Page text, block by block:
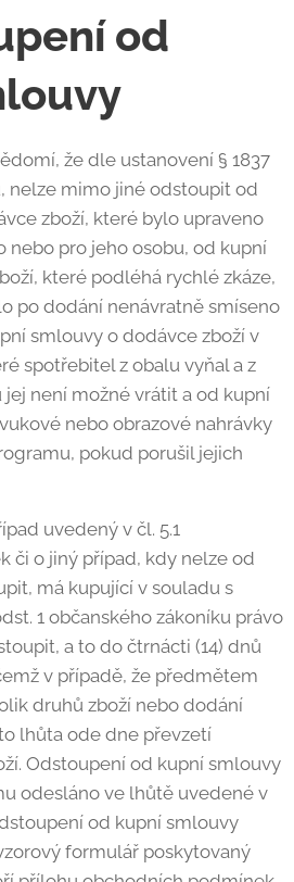
od
že dle ustanovení § 1837
nelze mimo jiné odstoupit od
zboží, které bylo upraveno
nebo pro jeho osobu, od kupní
které podléhá rychlé zkáze,
po dodání nenávratně smíseno
smlouvy o dodávce zboží v
spotřebitel z obalu vyňal a z
není možné vrátit a od kupní
nebo obrazové nahrávky
pokud porušil jejich
uvedený v čl. 5.1
či o jiný případ, kdy nelze od
má kupující v souladu s
1 občanského zákoníku právo
a to do čtrnácti (14) dnů
v případě, že předmětem
druhů zboží nebo dodání
lhůta ode dne převzetí
Odstoupení od kupní smlouvy
odesláno ve lhůtě uvedené v
od kupní smlouvy
formulář poskytovaný